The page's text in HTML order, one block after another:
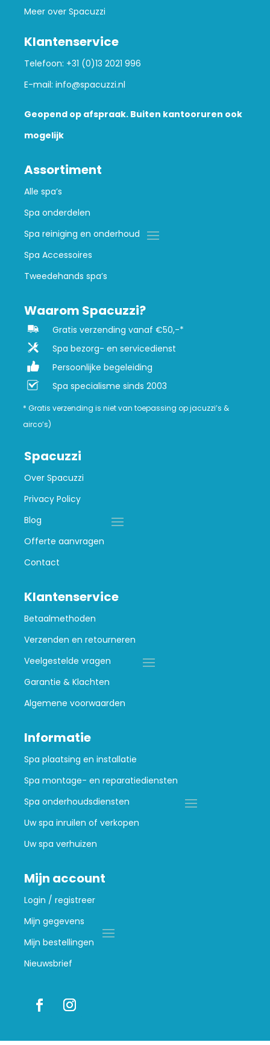
Meer over Spacuzzi
Klantenservice
Telefoon: +31 (0)13 2021 996
E-mail: info@spacuzzi.nl
Geopend op afspraak. Buiten kantooruren ook
mogelijk
Assortiment
Alle spa’s
Spa onderdelen
Spa reiniging en onderhoud
Spa Accessoires
Tweedehands spa’s
Waarom Spacuzzi?
Gratis verzending vanaf €50,-*
Spa bezorg- en servicedienst
Persoonlijke begeleiding
Spa specialisme sinds 2003
* Gratis verzending is niet van toepassing op jacuzzi’s &
airco’s)
Spacuzzi
Over Spacuzzi
Privacy Policy
Blog
Offerte aanvragen
Contact
Klantenservice
Betaalmethoden
Verzenden en retourneren
Veelgestelde vragen
Garantie & Klachten
Algemene voorwaarden
Informatie
Spa plaatsing en installatie
Spa montage- en reparatiediensten
Spa onderhoudsdiensten
Uw spa inruilen of verkopen
Uw spa verhuizen
Mijn account
Login / registreer
Mijn gegevens
Mijn bestellingen
Nieuwsbrief